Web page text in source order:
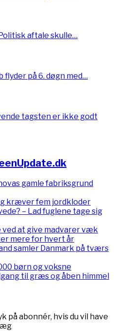
aftale skulle…
på 6. døgn med…
tagsten er ikke godt
gamle fabriksgrund
kræver fem jordkloder
– Lad fuglene tage sig
at give madvarer væk
mere for hvert år
samler Danmark på tværs
børn og voksne
til græs og åben himmel
på abonnér, hvis du vil have